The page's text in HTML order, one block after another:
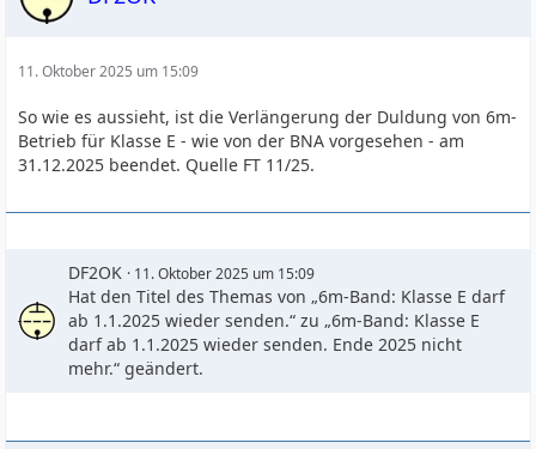
11. Oktober 2025 um 15:09
So wie es aussieht, ist die Verlängerung der Duldung von 6m-
Betrieb für Klasse E - wie von der BNA vorgesehen - am
31.12.2025 beendet. Quelle FT 11/25.
DF2OK 11. Oktober 2025 um 15:09
Hat den Titel des Themas von „6m-Band: Klasse E darf
ab 1.1.2025 wieder senden.“ zu „6m-Band: Klasse E
darf ab 1.1.2025 wieder senden. Ende 2025 nicht
mehr.“ geändert.